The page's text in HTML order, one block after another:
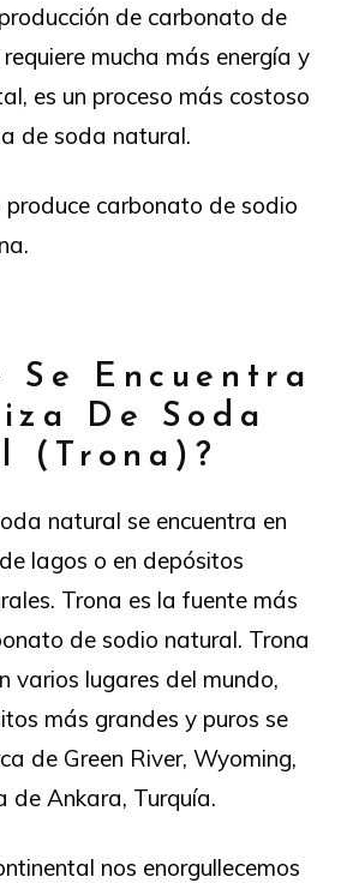
de carbonato de
mucha más energía y
es un proceso más costoso
de soda natural.
carbonato de sodio
Se Encuentra
De Soda
(trona)?
natural se encuentra en
lagos o en depósitos
Trona es la fuente más
de sodio natural. Trona
varios lugares del mundo,
más grandes y puros se
de Green River, Wyoming,
de Ankara, Turquía.
nos enorgullecemos